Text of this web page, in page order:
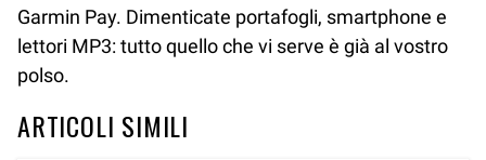
Garmin Pay. Dimenticate portafogli, smartphone e
lettori MP3: tutto quello che vi serve è già al vostro
polso.
ARTICOLI SIMILI